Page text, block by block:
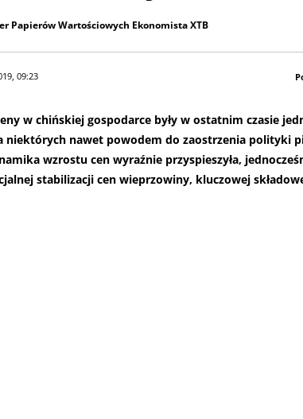
Papierów Wartościowych Ekonomista XTB
09:23
w chińskiej gospodarce były w ostatnim czasie
niektórych nawet powodem do zaostrzenia polityki
wzrostu cen wyraźnie przyspieszyła,
stabilizacji cen wieprzowiny, kluczowej